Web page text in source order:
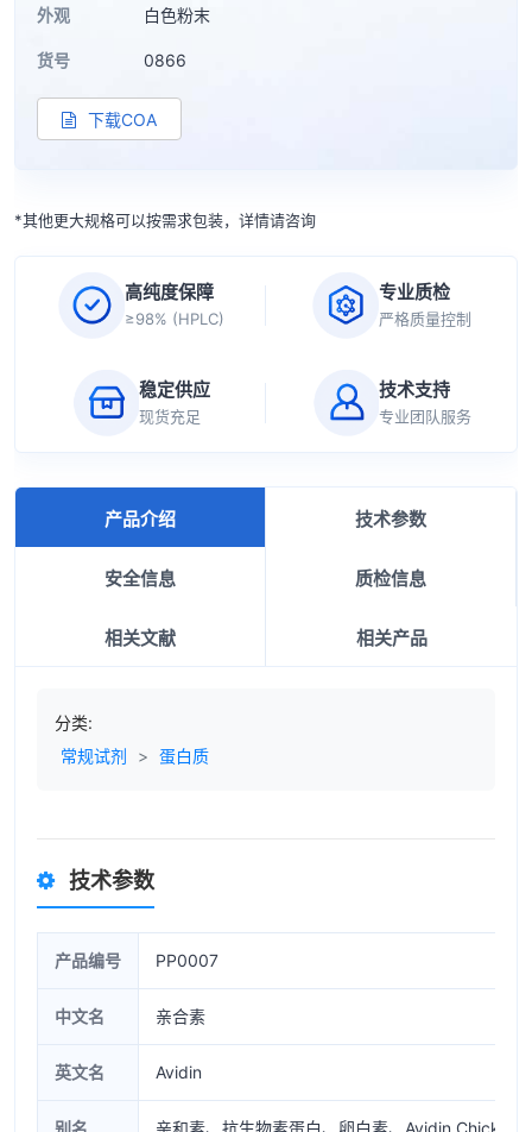
外观 白色粉末
货号 0866
下载COA
*其他更大规格可以按需求包装，详情请咨询
高纯度保障
≥98% (HPLC)
专业质检
严格质量控制
稳定供应
现货充足
技术支持
专业团队服务
产品介绍 技术参数
安全信息 质检信息
相关文献 相关产品
分类:
常规试剂
> 蛋白质
技术参数
产品编号 PP0007
中文名 亲合素
英文名 Avidin
别名 亲和素、抗生物素蛋白、卵白素、Avidin Chicken